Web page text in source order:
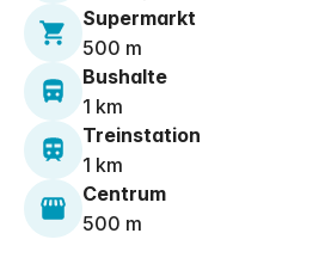
Supermarkt
500 m
Bushalte
1 km
Treinstation
1 km
Centrum
500 m